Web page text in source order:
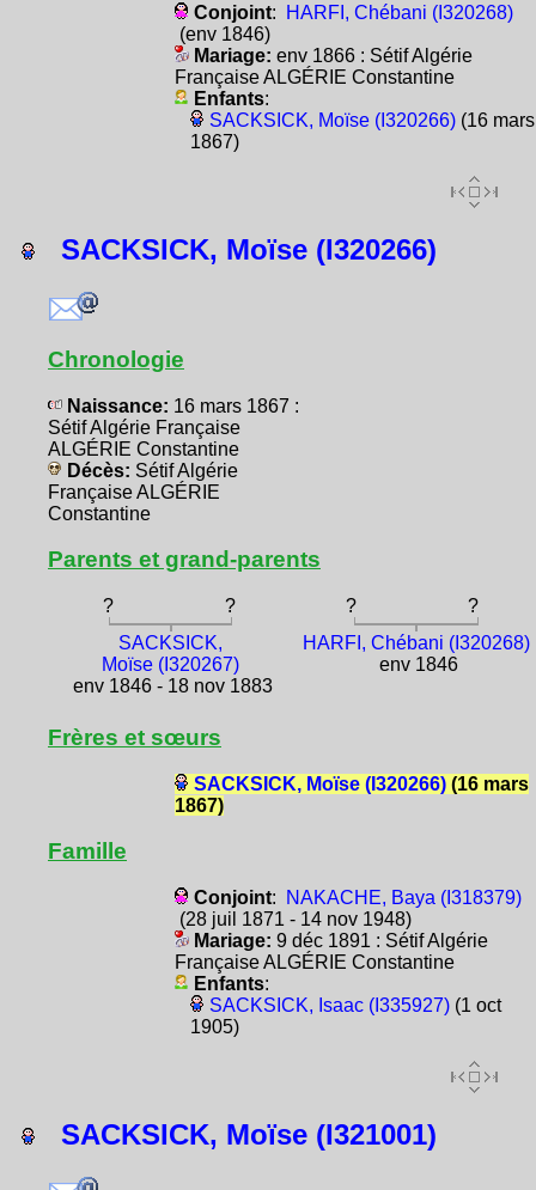
Conjoint:
HARFI, Chébani (I320268)
(env 1846)
Mariage: env 1866 : Sétif Algérie
Française ALGÉRIE Constantine
Enfants:
SACKSICK, Moïse (I320266)(16 mars
1867)
SACKSICK, Moïse (I320266)
Chronologie
Naissance: 16 mars 1867 :
Sétif Algérie Française
ALGÉRIE Constantine
Décès: Sétif Algérie
Française ALGÉRIE
Constantine
Parents et grand-parents
? ? ?
?
SACKSICK,
Moïse (I320267)
env 1846 - 18 nov 1883
HARFI, Chébani (I320268)
env 1846
Frères et sœurs
SACKSICK, Moïse (I320266)(16 mars
1867)
Famille
Conjoint:
NAKACHE, Baya (I318379)
(28 juil 1871 - 14 nov 1948)
Mariage: 9 déc 1891 : Sétif Algérie
Française ALGÉRIE Constantine
Enfants:
SACKSICK, Isaac (I335927)(1 oct
1905)
SACKSICK, Moïse (I321001)